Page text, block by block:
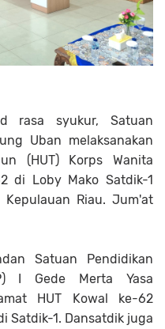
rasa syukur, Satuan
Uban melaksanakan
(HUT) Korps Wanita
di Loby Mako Satdik-1
Riau. Jum'at
Satuan Pendidikan
I Gede Merta Yasa
HUT Kowal ke-62
Satdik-1. Dansatdik juga